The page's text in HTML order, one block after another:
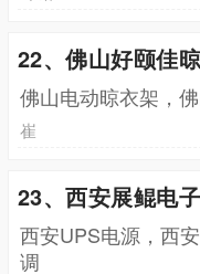
22、佛山好颐佳
佛山电动晾衣架，
崔
23、西安展鲲电
西安UPS电源，西
调